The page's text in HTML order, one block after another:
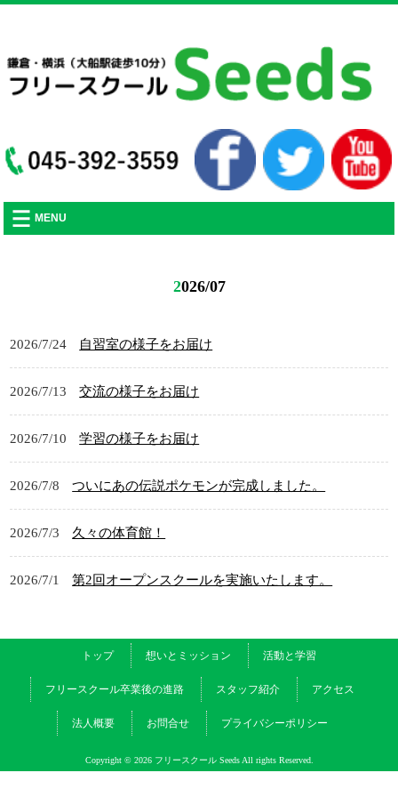
MENU
2026/07
2026/7/24 自習室の様子をお届け
2026/7/13 交流の様子をお届け
2026/7/10 学習の様子をお届け
2026/7/8 ついにあの伝説ポケモンが完成しました。
2026/7/3 久々の体育館！
2026/7/1 第2回オープンスクールを実施いたします。
トップ 想いとミッション 活動と学習
フリースクール卒業後の進路 スタッフ紹介 アクセス
法人概要 お問合せ プライバシーポリシー
Copyright © 2026 フリースクール Seeds All rights Reserved.